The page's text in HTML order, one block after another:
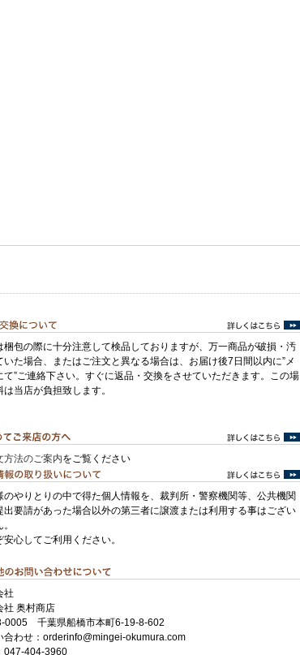
梱包の際に十分注意して検品しておりますが、万一商品が破損・汚
いた場合、またはご注文と異なる場合は、お届け後7日間以内に”メ
て”ご連絡下さい。すぐに返品・交換をさせていただきます。この場
は当店が負担致します。
方法のご案内をご覧ください
のやりとりの中で得た個人情報を、裁判所・警察機関等、公共機関
出要請があった場合以外の第三者に譲渡または利用する事はござい
安心してご利用ください。
社
社 奥村商店
0005 千葉県船橋市本町6-19-8-602
合わせ：orderinfo@mingei-okumura.com
047-404-3960